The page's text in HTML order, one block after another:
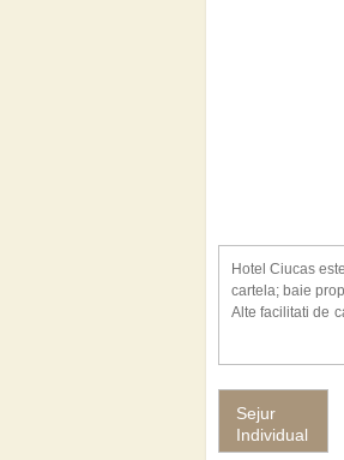
Hotel Ciucas
cartela; baie
Alte facilitati de
Apele minerale
Sejur
Individual